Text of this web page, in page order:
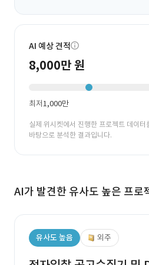
AI 예상 견적
8,000만 원
최저1,000만
실제 위시켓에서 진행한 프로젝트 데이터
바탕으로 분석한 결과입니다.
AI가 발견한 유사도 높은 프로
유사도 높음 외주